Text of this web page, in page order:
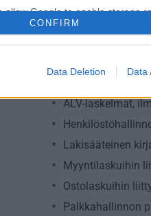
allow Google to enable storage
functionality and fraud
CONFIRM
Data Deletion Data
Terveys- ja
Palvelutarjonta
ALV-laskelmat,
Lakisääteinen
Myyntilaskuihin
Ostolaskuihin
Palkkahallinnon